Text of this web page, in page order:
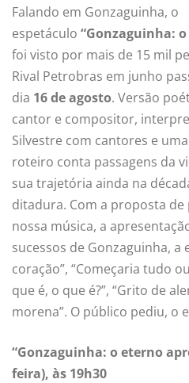
Falando em Gonzaguinha, o
espetáculo “Gonzaguinha:
foi visto por mais de 15 mil
Rival Petrobras em junho
dia 16 de agosto. Versão
cantor e compositor,
Silvestre com cantores e
roteiro conta passagens da
sua trajetória ainda na
ditadura. Com a proposta
nossa música, a
sucessos de Gonzaguinha, a
coração”, “Começaria tudo
que é, o que é?”, “Grito de
morena”. O público pediu, o
“Gonzaguinha: o eterno
feira), às 19h30